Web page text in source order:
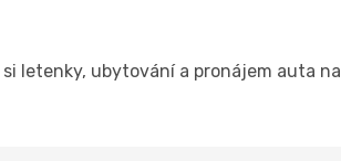
letenky, ubytování a pronájem auta na